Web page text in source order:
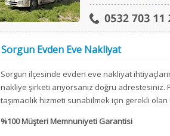
Sorgun Evden Eve Nakliyat
Sorgun ilçesinde evden eve nakliyat
nakliye şirketi arıyorsanız doğru adrestesiniz.
taşımacılık hizmeti sunabilmek için gerekli
%100 Müşteri Memnuniyeti Garantisi